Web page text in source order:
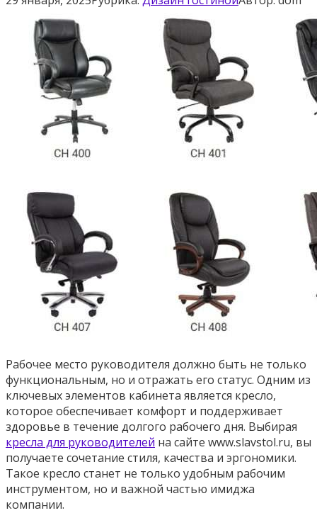
Рабочее место руководителя должно быть не только
функциональным, но и отражать его статус. Одним из
ключевых элементов кабинета является кресло,
которое обеспечивает комфорт и поддерживает
здоровье в течение долгого рабочего дня. Выбирая
кресла для руководителей на сайте www.slavstol.ru, вы
получаете сочетание стиля, качества и эргономики.
Такое кресло станет не только удобным рабочим
инструментом, но и важной частью имиджа
компании.